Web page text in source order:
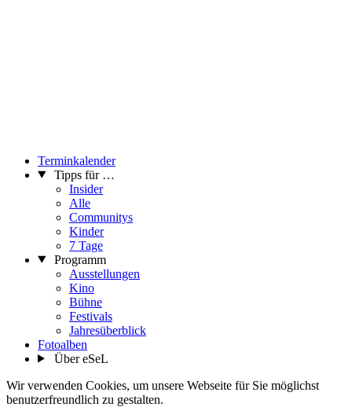
Terminkalender
Tipps für …
Insider
Alle
Communitys
Kinder
7 Tage
Programm
Ausstellungen
Kino
Bühne
Festivals
Jahresüberblick
Fotoalben
Über eSeL
Wir verwenden Cookies, um unsere Webseite für Sie möglichst
benutzerfreundlich zu gestalten.